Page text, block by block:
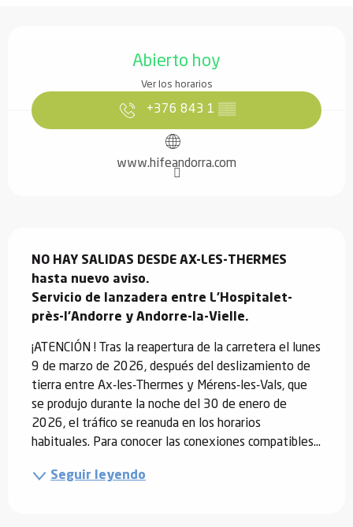
Abierto hoy
Ver los horarios
+376 843 1 ▒▒
www.hifeandorra.com
NO HAY SALIDAS DESDE AX-LES-THERMES
hasta nuevo aviso.
Servicio de lanzadera entre L'Hospitalet-
près-l'Andorre y Andorre-la-Vielle.
¡ATENCIÓN ! Tras la reapertura de la carretera el lunes
9 de marzo de 2026, después del deslizamiento de
tierra entre Ax-les-Thermes y Mérens-les-Vals, que
se produjo durante la noche del 30 de enero de
2026, el tráfico se reanuda en los horarios
habituales. Para conocer las conexiones compatibles...
Seguir leyendo